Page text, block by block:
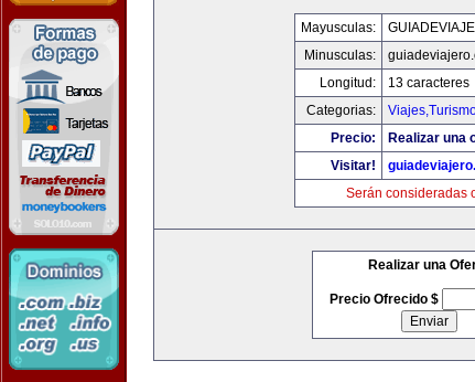
Mayusculas:
Minusculas:
Longitud:
13 caracteres
Categorias:
Precio:
Realizar una
Visitar!
Serán consideradas
Realizar una
Precio Ofrecido $